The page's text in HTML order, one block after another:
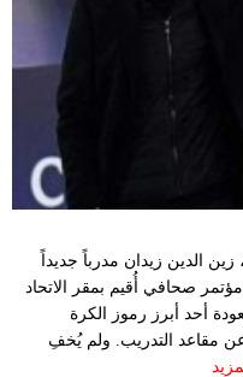
زين الدين زيدان مدرباً جديداً
صحافي أُقيم بمقر الاتحاد
أحد أبرز رموز الكرة
مقاعد التدريب. ولم يُخفِ